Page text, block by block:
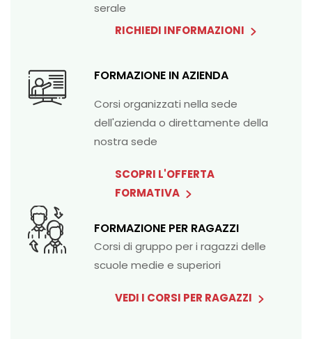
serale
RICHIEDI INFORMAZIONI
FORMAZIONE IN AZIENDA
Corsi organizzati nella sede
dell'azienda o direttamente della
nostra sede
SCOPRI L'OFFERTA
FORMATIVA
FORMAZIONE PER RAGAZZI
Corsi di gruppo per i ragazzi delle
scuole medie e superiori
VEDI I CORSI PER RAGAZZI